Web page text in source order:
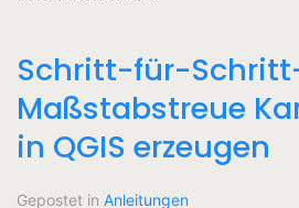
Schritt-für-
Maßstabstreue
in QGIS erzeugen
Gepostet in Anleitungen